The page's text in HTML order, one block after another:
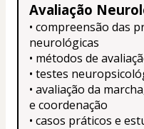
Avaliação
• compreensão das
neurológicas
• métodos de
• testes
• avaliação da
e coordenação
• casos práticos e